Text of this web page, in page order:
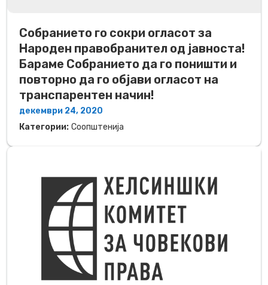
Собранието го сокри огласот за
Народен правобранител од јавноста!
Бараме Собранието да го поништи и
повторно да го објави огласот на
транспарентен начин!
декември 24, 2020
Категории: Соопштенија